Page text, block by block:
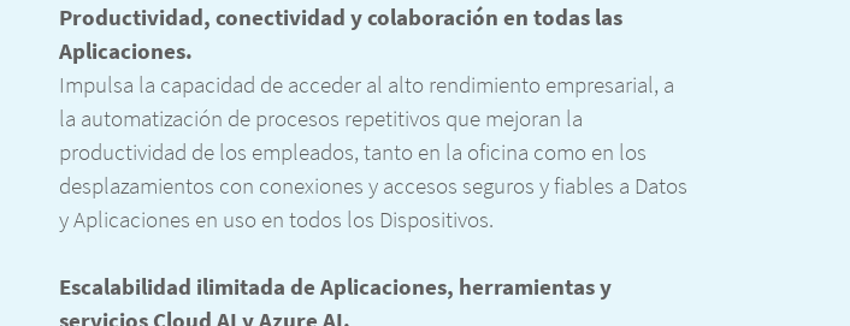
Productividad, conectividad y colaboración en todas las
Aplicaciones.
Impulsa la capacidad de acceder al alto rendimiento empresarial, a
la automatización de procesos repetitivos que mejoran la
productividad de los empleados, tanto en la oficina como en los
desplazamientos con conexiones y accesos seguros y fiables a Datos
y Aplicaciones en uso en todos los Dispositivos.
Escalabilidad ilimitada de Aplicaciones, herramientas y
servicios Cloud AI y Azure AI.